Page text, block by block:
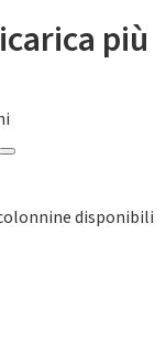
più
disponibili